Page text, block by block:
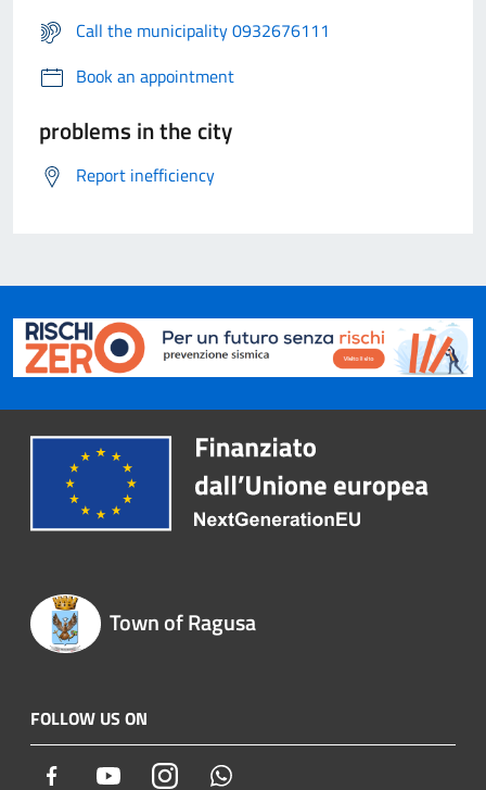
Call the municipality 0932676111
Book an appointment
problems in the city
Report inefficiency
Town of Ragusa
FOLLOW US ON
Facebook YoutubeInstagram